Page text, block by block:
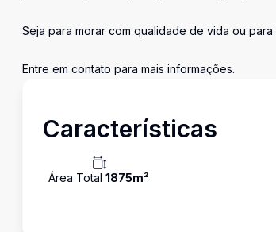
Seja para morar com qualidade de vida ou
Entre em contato para mais informações.
Características
Área Total 1875m²